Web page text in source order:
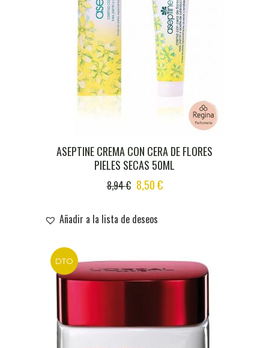
ASEPTINE CREMA CON CERA DE FLORES
PIELES SECAS 50ML
8,94€ ORIGINAL
WAS:
8,94 €.
8,50€CURRENT
Añadir a la lista de deseos
DTO